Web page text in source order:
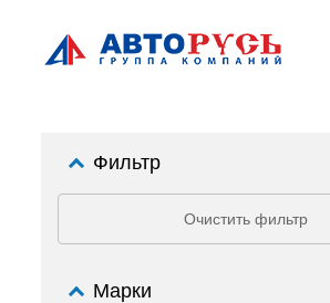
Фильтр
Очистить фильтр
Марки